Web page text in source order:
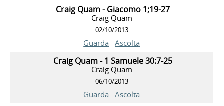
Craig Quam - Giacomo 1;19-27
Craig Quam
02/10/2013
Guarda Ascolta
Craig Quam - 1 Samuele 30:7-25
Craig Quam
06/10/2013
Guarda Ascolta